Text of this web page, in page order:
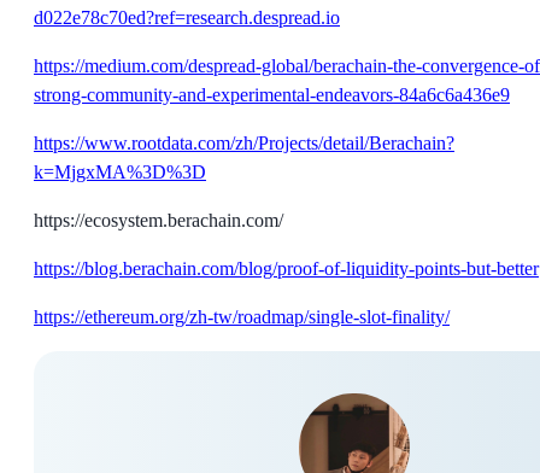
d022e78c70ed?ref=research.despread.io
https://medium.com/despread-global/berachain-the-convergence-
strong-community-and-experimental-endeavors-84a6c6a436e9
https://www.rootdata.com/zh/Projects/detail/Berachain?
k=MjgxMA%3D%3D
https://ecosystem.berachain.com/
https://blog.berachain.com/blog/proof-of-liquidity-points-but-better
https://ethereum.org/zh-tw/roadmap/single-slot-finality/